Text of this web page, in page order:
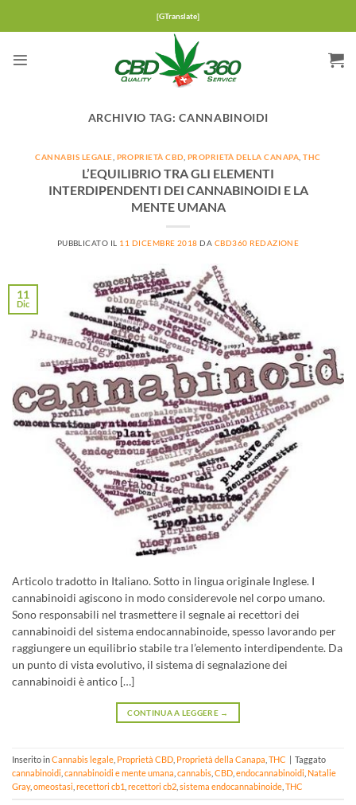
[GTranslate]
ARCHIVIO TAG:CANNABINOIDI
CANNABIS LEGALE PROPRIETÀ CBD, PROPRIETÀ DELLA CANAPA ,THC
L’EQUILIBRIO TRA GLI ELEMENTI
INTERDIPENDENTI DEI CANNABINOIDI E LA
MENTE UMANA
PUBBLICATO IL 11 DICEMBRE 2018 DA CBD360 REDAZIONE
11
Dic
Articolo tradotto in Italiano. Sotto in lingua originale Inglese. I
cannabinoidi agiscono in modo considerevole nel corpo umano.
Sono responsabili nel trasmettere il segnale ai recettori dei
cannabinoidi del sistema endocannabinoide, spesso lavorando per
raggiungere un equilibrio stabile tra l’elemento interdipendente. Da
un punto di vista evolutivo, il sistema di segnalazione dei
cannabinoidi è antico […]
CONTINUA A LEGGERE →
Inserito inCannabis legale Proprietà CBD Proprietà della Canapa THC
Taggato
cannabinoidi cannabinoidi e mente umana cannabis CBD endocannabinoidi Natalie
Gray, omeostasi recettori cb1 recettori cb2 sistema endocannabinoide THC